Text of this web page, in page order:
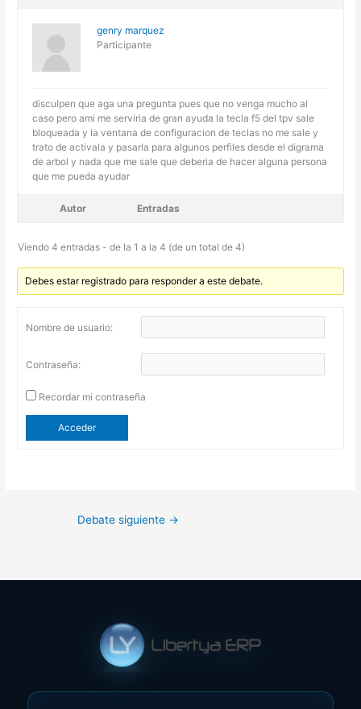
genry marquez
Participante
disculpen que aga una pregunta pues que no venga mucho al
caso pero ami me serviria de gran ayuda la tecla f5 del tpv sale
bloqueada y la ventana de configuracion de teclas no me sale y
trato de activala y pasarla para algunos perfiles desde el digrama
de arbol y nada que me sale que deberia de hacer alguna persona
que me pueda ayudar
Autor Entradas
Viendo 4 entradas - de la 1 a la 4 (de un total de 4)
Debes estar registrado para responder a este debate.
Nombre de usuario:
Contraseña:
Recordar mi contraseña
Acceder
Debate siguiente →